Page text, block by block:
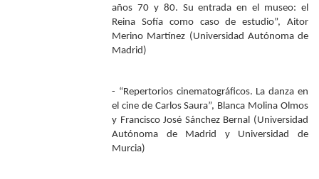
años 70 y 80. Su entrada en el museo: el
Reina Sofía como caso de estudio”, Aitor
Merino Martínez (Universidad Autónoma de
Madrid)
- “Repertorios cinematográficos. La danza en
el cine de Carlos Saura”, Blanca Molina Olmos
y Francisco José Sánchez Bernal (Universidad
Autónoma de Madrid y Universidad de
Murcia)